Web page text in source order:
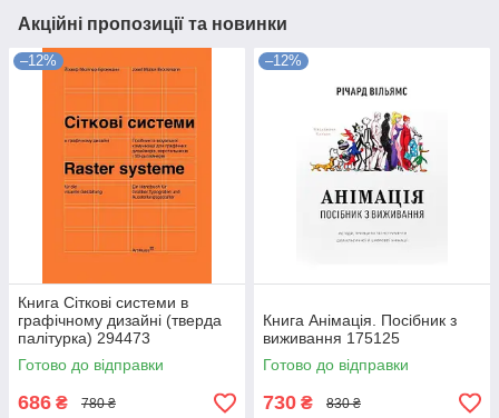
Акційні пропозиції та новинки
–12%
Книга Сіткові системи в
графічному дизайні (тверда
палітурка) 294473
Готово до відправки
686 ₴ 780 ₴
–12%
Книга Анімація. Посібник з
виживання 175125
Готово до відправки
730 ₴ 830 ₴